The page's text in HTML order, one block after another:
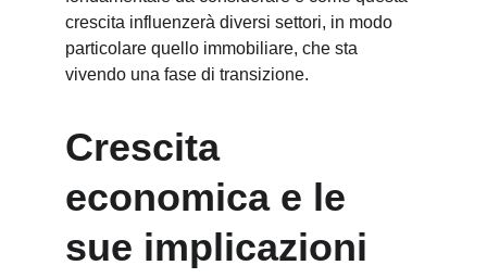
crescita influenzerà diversi settori, in modo
particolare quello immobiliare, che sta
vivendo una fase di transizione.
Crescita
economica e le
sue implicazioni